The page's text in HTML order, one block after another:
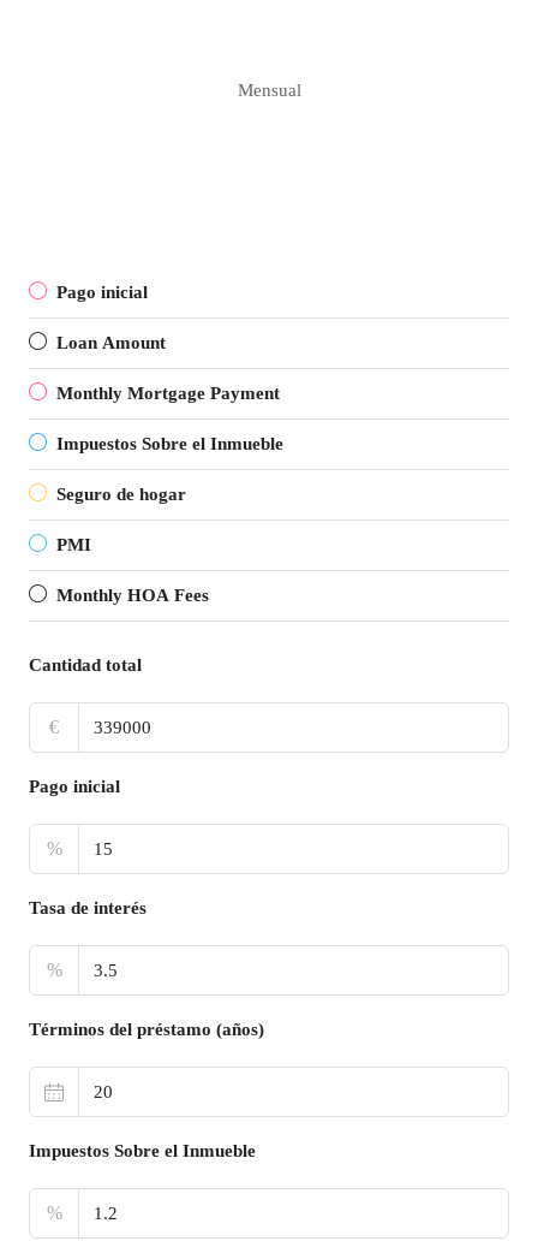
Mensual
Pago inicial
Loan Amount
Monthly Mortgage Payment
Impuestos Sobre el Inmueble
Seguro de hogar
PMI
Monthly HOA Fees
Cantidad total
€
Pago inicial
%
Tasa de interés
%
Términos del préstamo (años)
Impuestos Sobre el Inmueble
%